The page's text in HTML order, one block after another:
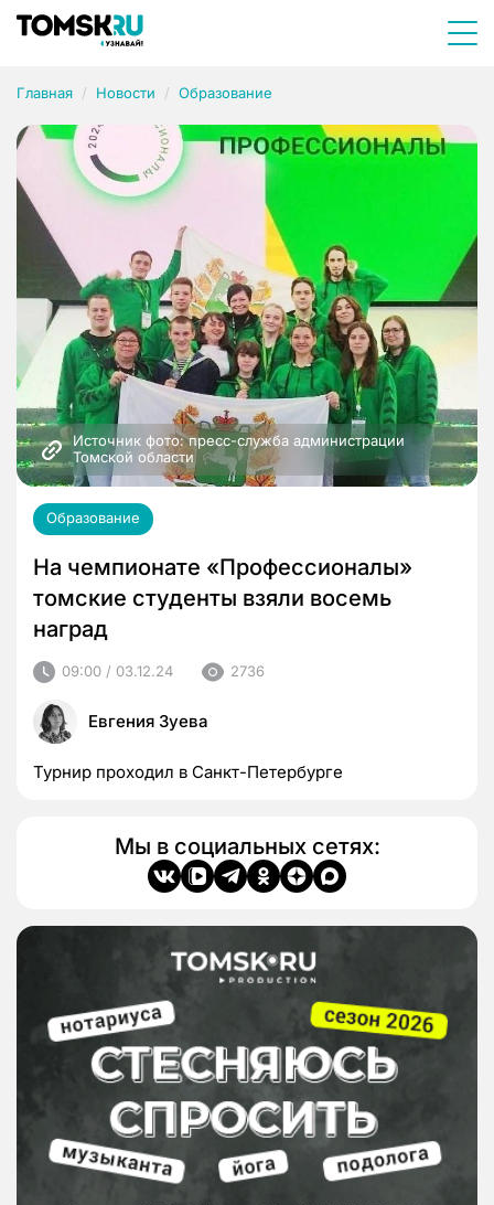
Главная Новости Образование
Источник фото: пресс-служба администрации
Томской области
Образование
На чемпионате «Профессионалы»
томские студенты взяли восемь
наград
09:00 / 03.12.24 2736
Евгения Зуева
Турнир проходил в Санкт-Петербурге
Мы в социальных сетях: